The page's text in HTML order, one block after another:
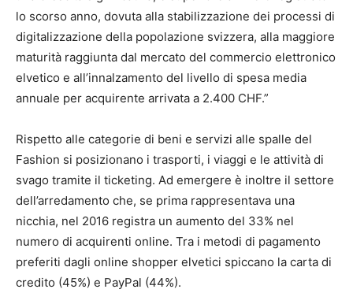
lo scorso anno, dovuta alla stabilizzazione dei processi di
digitalizzazione della popolazione svizzera, alla maggiore
maturità raggiunta dal mercato del commercio elettronico
elvetico e all’innalzamento del livello di spesa media
annuale per acquirente arrivata a 2.400 CHF.”
Rispetto alle categorie di beni e servizi alle spalle del
Fashion si posizionano i trasporti, i viaggi e le attività di
svago tramite il ticketing. Ad emergere è inoltre il settore
dell’arredamento che, se prima rappresentava una
nicchia, nel 2016 registra un aumento del 33% nel
numero di acquirenti online. Tra i metodi di pagamento
preferiti dagli online shopper elvetici spiccano la carta di
credito (45%) e PayPal (44%).